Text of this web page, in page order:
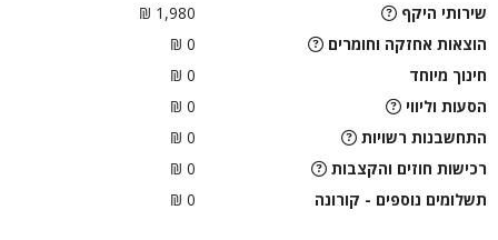
שירותי היקף
1,980 ₪
הוצאות אחזקה וחומרים
0 ₪
חינוך מיוחד
0 ₪
הסעות וליווי
0
₪
התחשבנות רשויות
0
₪
רכישות חוזים והקצבות
0 ₪
תשלומים נוספים - קורונה
0 ₪